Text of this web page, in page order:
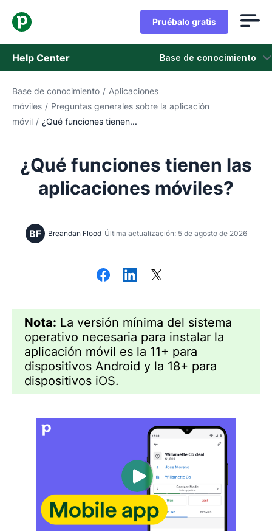
Pruébalo gratis
Help Center Base de conocimiento
Base de conocimiento
Estado
Base de conocimiento / Aplicaciones
móviles / Preguntas generales sobre la aplicación
móvil / ¿Qué funciones tienen...
¿Qué funciones tienen las
aplicaciones móviles?
BF Breandan Flood Última actualización: 5 de agosto de 2026
Nota: La versión mínima del sistema
operativo necesaria para instalar la
aplicación móvil es la 11+ para
dispositivos Android y la 18+ para
dispositivos iOS.